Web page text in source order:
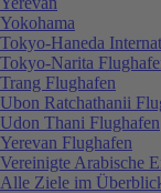
Yokohama
Tokyo-Haneda
Tokyo-Narita
Trang Flughafen
Ubon Ratchathanii
Udon Thani Flughafen
Yerevan Flughafen
Vereinigte Arabische
Alle Ziele im